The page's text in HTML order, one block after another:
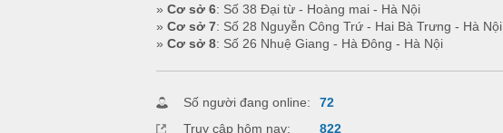
» Cơ sở 6: Số 38 Đại từ - Hoàng mai - Hà Nội
» Cơ sở 7: Số 28 Nguyễn Công Trứ - Hai Bà Trưng - Hà Nội
» Cơ sở 8: Số 26 Nhuệ Giang - Hà Đông - Hà Nội
Số người đang online:
72
Truy cập hôm nay:
822